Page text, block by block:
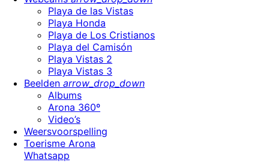
Playa de las Vistas
Playa Honda
Playa de Los Cristianos
Playa del Camisón
Playa Vistas 2
Playa Vistas 3
Beelden arrow_drop_down
Albums
Arona 360º
Video’s
Weersvoorspelling
Toerisme Arona
Whatsapp